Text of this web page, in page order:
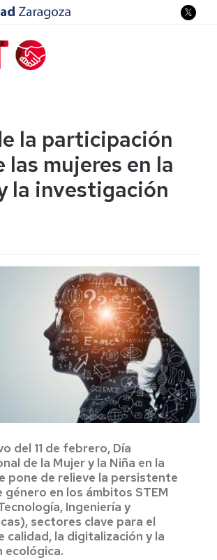
la participación
las mujeres en la
la investigación
del 11 de febrero, Día
de la Mujer y la Niña en la
pone de relieve la persistente
género en los ámbitos STEM
Ingeniería y
sectores clave para el
calidad, la digitalización y la
ecológica.